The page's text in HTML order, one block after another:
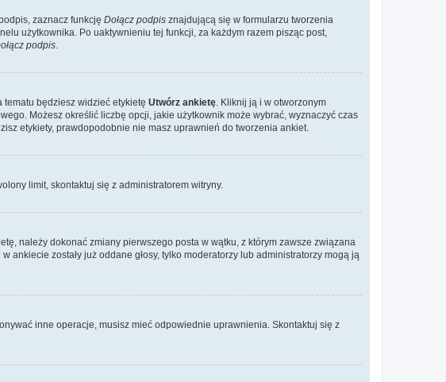
zaznacz funkcję Dołącz podpis znajdującą się w formularzu tworzenia
użytkownika. Po uaktywnieniu tej funkcji, za każdym razem pisząc post,
podpis
będziesz widzieć etykietę Utwórz ankietę . Kliknij ją i w otworzonym
Możesz określić liczbę opcji, jakie użytkownik może wybrać, wyznaczyć czas
etykiety, prawdopodobnie nie masz uprawnień do tworzenia ankiet.
limit, skontaktuj się z administratorem witryny.
należy dokonać zmiany pierwszego posta w wątku, z którym zawsze związana
zostały już oddane głosy, tylko moderatorzy lub administratorzy mogą ją
inne operacje, musisz mieć odpowiednie uprawnienia. Skontaktuj się z